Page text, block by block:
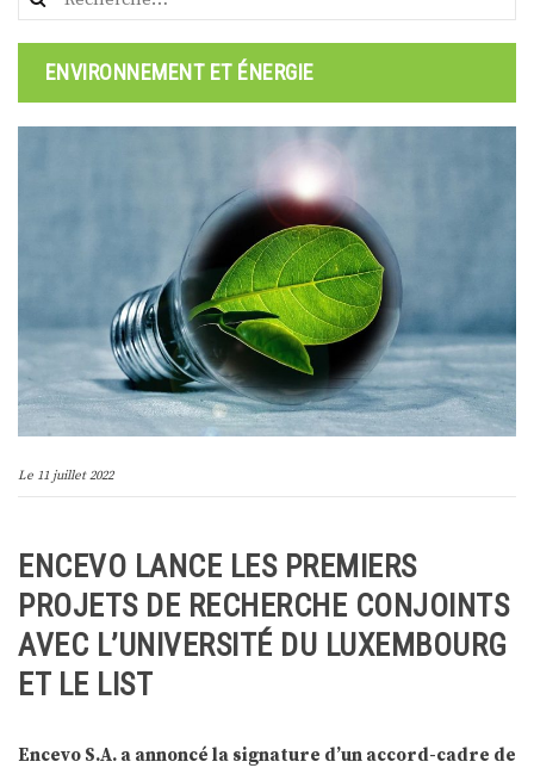
ENVIRONNEMENT ET ÉNERGIE
Le 11 juillet 2022
ENCEVO LANCE LES PREMIERS
PROJETS DE RECHERCHE CONJOINTS
AVEC L’UNIVERSITÉ DU LUXEMBOURG
ET LE LIST
Encevo S.A. a annoncé la signature d’un accord-cadre de